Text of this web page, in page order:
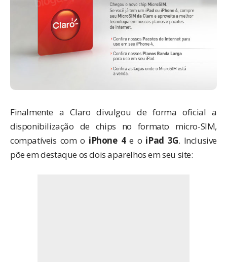
Finalmente a Claro divulgou de forma oficial a
disponibilização de chips no formato micro-SIM,
compatíveis com o iPhone 4e o iPad 3G. Inclusive
põe em destaque os dois aparelhosem seu site: